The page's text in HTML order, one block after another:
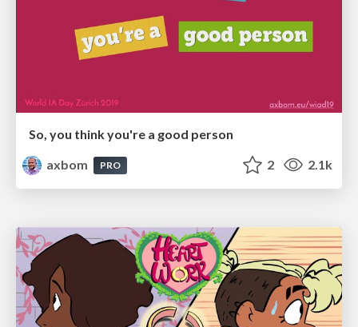
So, you think you're a good person
axbom
PRO 2 2.1k